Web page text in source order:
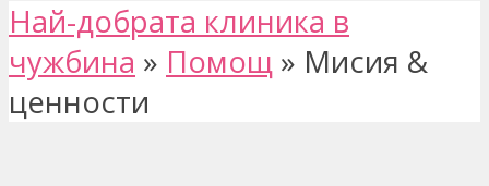
Най-добрата клиника в
чужбина » Помощ » Мисия &
ценности